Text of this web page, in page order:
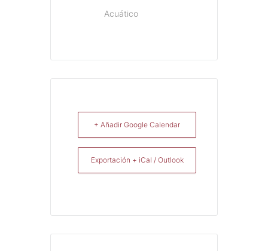
Acuático
+ Añadir Google Calendar
Exportación + iCal / Outlook